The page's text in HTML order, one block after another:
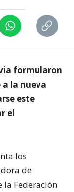
formularon
a la nueva
este
el
los
de
la Federación